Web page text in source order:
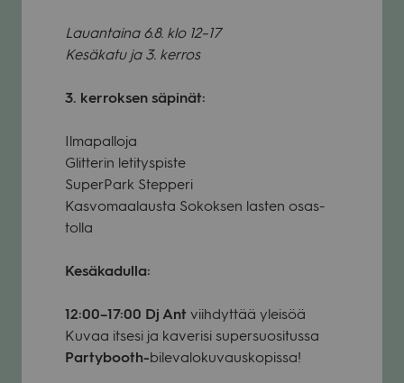
Lau­an­taina 6.8. klo 12–17
Kesä­katu ja 3. ker­ros
3. ker­rok­sen säpi­nät:
Ilma­pal­loja
Glit­te­rin leti­tys­piste
Super­Park Step­peri
Kas­vo­maa­lausta Sokok­sen las­ten osas­
tolla
Kesä­ka­dulla:
12:00–17:00 Dj Ant viih­dyt­tää ylei­söä
Kuvaa itsesi ja kave­risi super­suo­si­tussa
Par­ty­booth-bile­va­lo­ku­vaus­ko­pissa!